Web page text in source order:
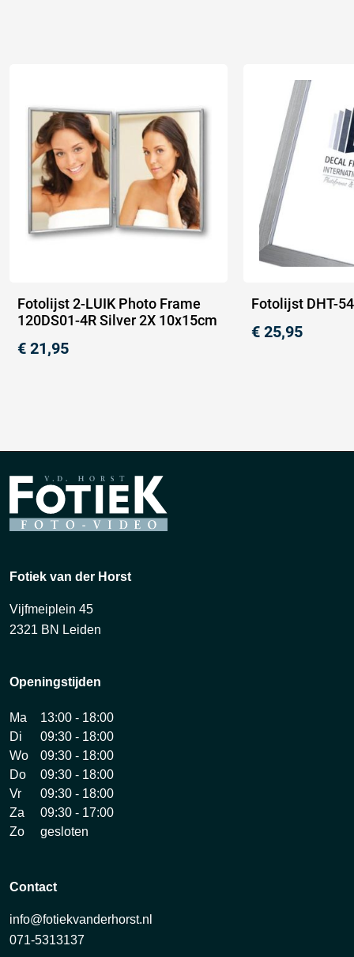
Fotolijst 2-LUIK Photo Frame
120DS01-4R Silver 2X 10x15cm
€ 21,95
Fotolijst DHT-
€ 25,95
Fotiek van der Horst
Vijfmeiplein 45
2321 BN Leiden
Openingstijden
Ma
13:00 - 18:00
Di
09:30 - 18:00
Wo
09:30 - 18:00
Do
09:30 - 18:00
Vr
09:30 - 18:00
Za
09:30 - 17:00
Zo
gesloten
Contact
info@fotiekvanderhorst.nl
071-5313137